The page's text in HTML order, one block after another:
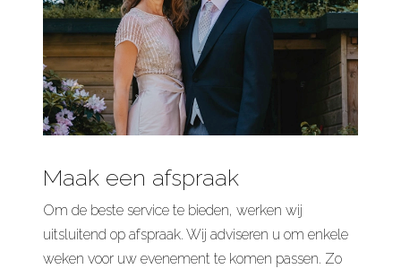
Maak een afspraak
Om de beste service te bieden, werken wij
uitsluitend op afspraak. Wij adviseren u om enkele
weken voor uw evenement te komen passen. Zo